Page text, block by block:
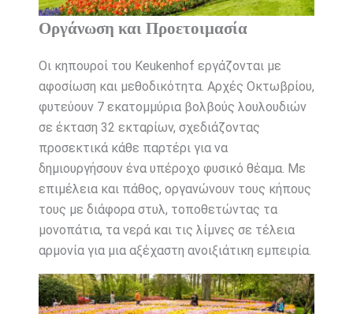
Οργάνωση και Προετοιμασία
Οι κηπουροί του Keukenhof εργάζονται με
αφοσίωση και μεθοδικότητα. Αρχές Οκτωβρίου,
φυτεύουν 7 εκατομμύρια βολβούς λουλουδιών
σε έκταση 32 εκταρίων, σχεδιάζοντας
προσεκτικά κάθε παρτέρι για να
δημιουργήσουν ένα υπέροχο φυσικό θέαμα. Με
επιμέλεια και πάθος, οργανώνουν τους κήπους
τους με διάφορα στυλ, τοποθετώντας τα
μονοπάτια, τα νερά και τις λίμνες σε τέλεια
αρμονία για μια αξέχαστη ανοιξιάτικη εμπειρία.